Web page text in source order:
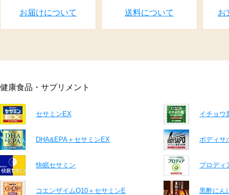
お届けについて 送料について お
健康食品・サプリメント
セサミンEX
DHA&EPA＋セサミンEX
快眠セサミン
コエンザイムQ10＋セサミンE
イチョウ
ボディサ
プロディ
黒酢にん